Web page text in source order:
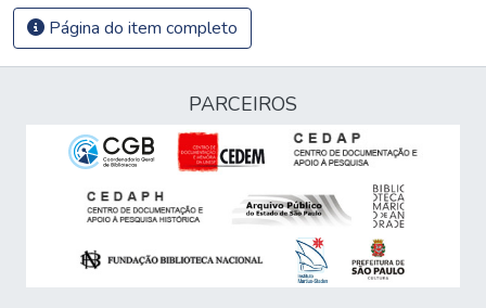
Página do item completo
PARCEIROS